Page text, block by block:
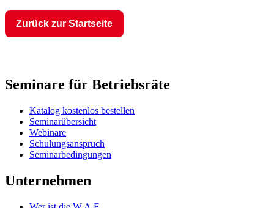
Zurück zur Startseite
Seminare für Betriebsräte
Katalog kostenlos bestellen
Seminarübersicht
Webinare
Schulungsanspruch
Seminarbedingungen
Unternehmen